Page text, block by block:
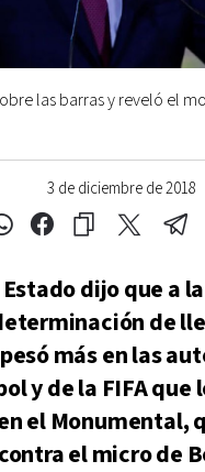
3 de diciembre de 2018
las barras y reveló el
dijo que a
de
más en las
y de la FIFA que
el Monumental,
el micro de